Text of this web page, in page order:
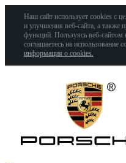
Наш сайт использует cookies с
и улучшения веб-сайта, а также
функций. Пользуясь веб-
соглашаетесь на использование
информация о cookies.